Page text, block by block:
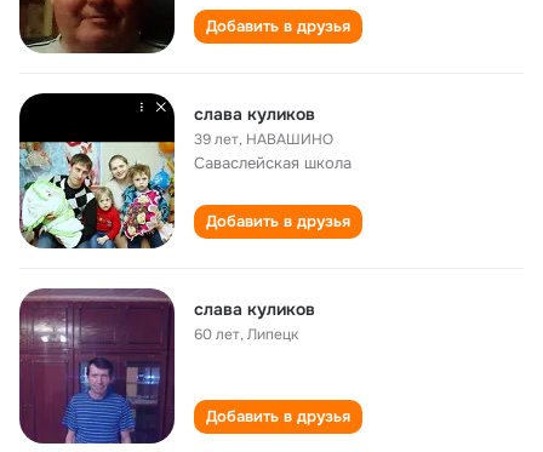
Добавить в друзья
слава куликов
39 лет, НАВАШИНО
Саваслейская школа
Добавить в друзья
слава куликов
60 лет,Липецк
Добавить в друзья